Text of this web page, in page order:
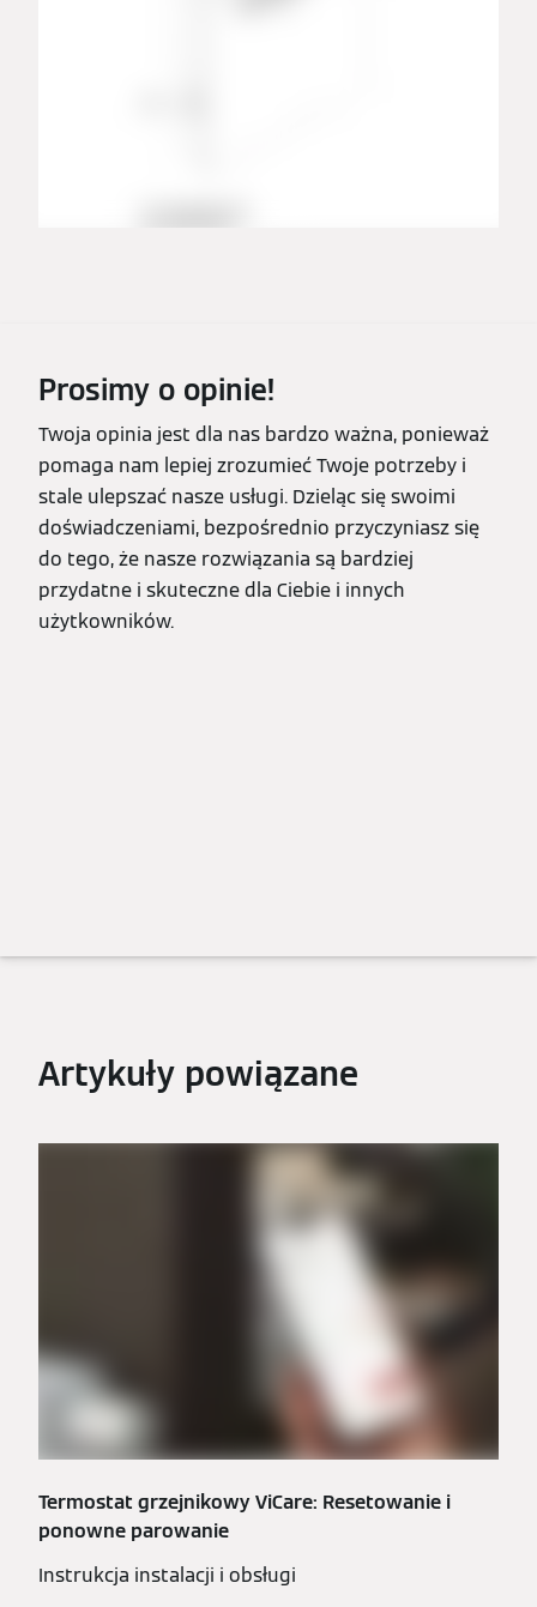
Prosimy o opinie!
Twoja opinia jest dla nas bardzo ważna, ponieważ
pomaga nam lepiej zrozumieć Twoje potrzeby i
stale ulepszać nasze usługi. Dzieląc się swoimi
doświadczeniami, bezpośrednio przyczyniasz się
do tego, że nasze rozwiązania są bardziej
przydatne i skuteczne dla Ciebie i innych
użytkowników.
Artykuły powiązane
Termostat grzejnikowy ViCare: Resetowanie i
ponowne parowanie
Instrukcja instalacji i obsługi